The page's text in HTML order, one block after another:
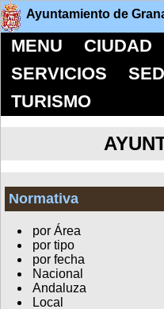
Ayuntamiento de
MENU CIUDAD
SERVICIOS
TURISMO
Normativa
por Área
por tipo
por fecha
Nacional
Andaluza
Local